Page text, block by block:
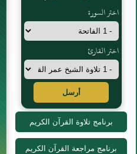
اختر السورة
اختر القارئ
أرسل
برنامج تلاوة القرآن الكريم
برنامج مراجعة القرآن الكريم